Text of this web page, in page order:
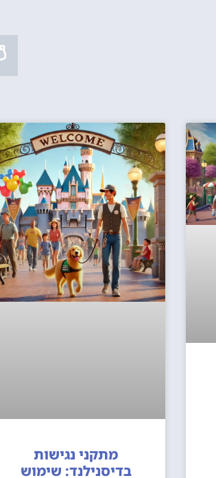
מתקני נגישות
בדיסנילנד: שימוש